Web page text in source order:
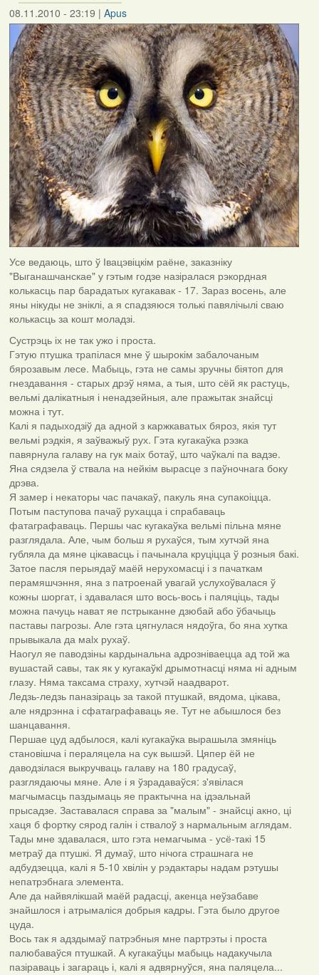
08.11.2010 - 23:19 | Apus
Усе ведаюць, што ў Івацэвіцкім раёне, заказніку
"Выганашчанскае" у гэтым годзе назіралася рэкордная
колькасць пар барадатых кугакавак - 17. Зараз восень, але
яны нікуды не зніклі, а я спадзяюся толькі павялічылі сваю
колькасць за кошт моладзі.
Сустрэць іх не так ужо і проста.
Гэтую птушка трапілася мне ў шырокім забалочаным
бярозавым лесе. Мабыць, гэта не самы зручны біятоп для
гнездавання - старых дрэў няма, а тыя, што сёй як растуць,
вельмі далікатныя і ненадзейныя, але пражытак знайсці
можна і тут.
Калі я падыходзіў да адной з каржкаватых бяроз, якія тут
вельмі рэдкія, я заўважыў рух. Гэта кугакаўка рэзка
павярнула галаву на гук маіх ботаў, што чаўкалі па вадзе.
Яна сядзела ў ствала на нейкім вырасце з паўночнага боку
дрэва.
Я замер і некаторы час пачакаў, пакуль яна супакоіцца.
Потым паступова пачаў рухацца і спрабаваць
фатаграфаваць. Першы час кугакаўка вельмі пільна мяне
разглядала. Але, чым больш я рухаўся, тым хутчэй яна
губляла да мяне цікавасць і пачынала круціцца ў розныя бакі.
Затое пасля перыядаў маёй нерухомасці і з пачаткам
перамяшчэння, яна з патроенай увагай услухоўвалася ў
кожны шоргат, і здавалася што вось-вось і паляціць, тады
можна пачуць нават яе пстрыканне дзюбай або ўбачыць
паставы пагрозы. Але гэта цягнулася нядоўга, бо яна хутка
прывыкала да маiх рухаў.
Наогул яе паводзіны кардынальна адрозніваецца ад той жа
вушастай савы, так як у кугакаўкi дрымотнасці няма ні адным
глазу. Няма таксама страху, хутчэй наадварот.
Ледзь-ледзь паназіраць за такой птушкай, вядома, цікава,
але нядрэнна і сфатаграфаваць яе. Тут не абышлося без
шанцавання.
Першае цуд адбылося, калі кугакаўка вырашыла змяніць
становішча і пераляцела на сук вышэй. Цяпер ёй не
даводзілася выкручваць галаву на 180 градусаў,
разглядаючы мяне. Але і я ўзрадаваўся: з'явілася
магчымасць паздымаць яе практычна на ідэальнай
прысадзе. Заставалася справа за "малым" - знайсці акно, ці
хаця б фортку сярод галін і ствалоў з нармальным аглядам.
Тады мне здавалася, што гэта немагчыма - усё-такі 15
метраў да птушкі. Я думаў, што нічога страшнага не
адбудзецца, калі я 5-10 хвілін у рэдактары надам рэтушы
непатрэбнага элемента.
Але да найвялікшай маёй радасці, акенца неўзабаве
знайшлося і атрымаліся добрыя кадры. Гэта было другое
цуда.
Вось так я адздымаў патрэбныя мне партрэты і проста
палюбаваўся птушкай. А кугакаўцы мабыць надакучыла
пазіраваць і загараць і, калі я адвярнуўся, яна паляцела...